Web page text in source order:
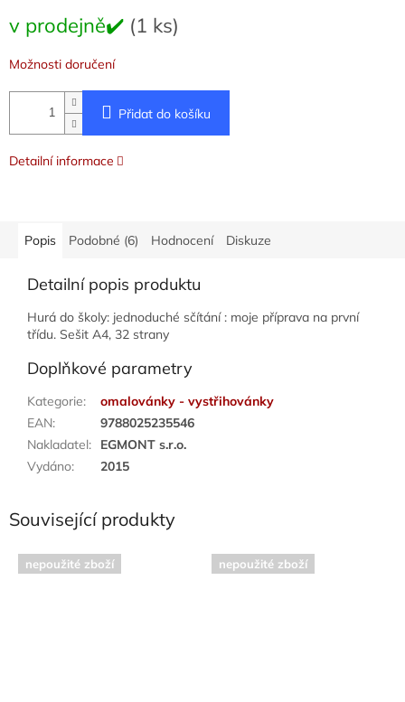
cena:
v prodejně✔️ (1 ks)
Možnosti doručení
Přidat do košíku
Detailní informace
Popis Podobné (6) Hodnocení Diskuze
Detailní popis produktu
Hurá do školy: jednoduché sčítání : moje příprava na první
třídu. Sešit A4, 32 strany
Doplňkové parametry
Kategorie:
omalovánky - vystřihovánky
EAN:
9788025235546
Nakladatel:
EGMONT s.r.o.
Vydáno: 2015
Související produkty
nepoužité zboží nepoužité zboží